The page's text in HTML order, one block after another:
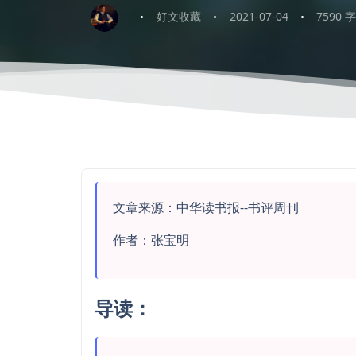
好文收藏 2021-07-04 7590 字
文章来源：中华读书报--书评周刊
作者：张宝明
导读：